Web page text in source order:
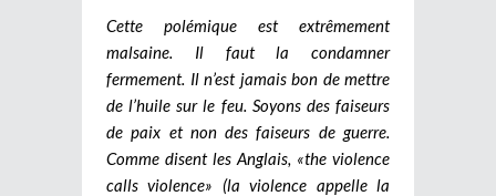
Cette polémique est extrêmement
malsaine. Il faut la condamner
fermement. Il n’est jamais bon de mettre
de l’huile sur le feu. Soyons des faiseurs
de paix et non des faiseurs de guerre.
Comme disent les Anglais, «the violence
calls violence» (la violence appelle la